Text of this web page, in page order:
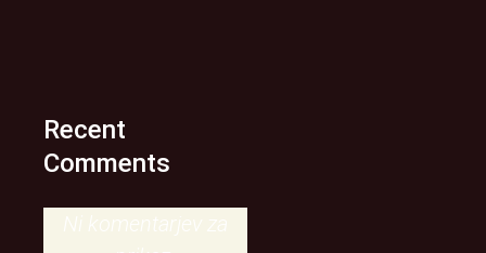
Recent
Comments
Ni komentarjev za